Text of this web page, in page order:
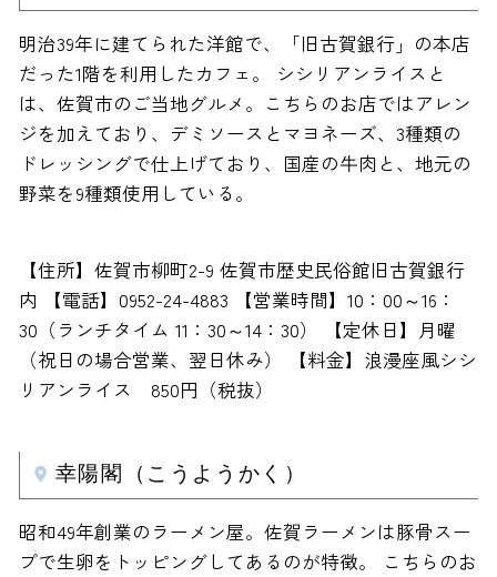
明治39年に建てられた洋館で、「旧古賀銀行」の本店
だった1階を利用したカフェ。 シシリアンライスと
は、佐賀市のご当地グルメ。こちらのお店ではアレン
ジを加えており、デミソースとマヨネーズ、3種類の
ドレッシングで仕上げており、国産の牛肉と、地元の
野菜を9種類使用している。
【住所】佐賀市柳町2-9 佐賀市歴史民俗館旧古賀銀行
内 【電話】0952-24-4883 【営業時間】10：00～16：
30（ランチタイム 11：30～14：30） 【定休日】月曜
（祝日の場合営業、翌日休み） 【料金】浪漫座風シシ
リアンライス 850円（税抜）
幸陽閣（こうようかく）
昭和49年創業のラーメン屋。佐賀ラーメンは豚骨スー
プで生卵をトッピングしてあるのが特徴。 こちらのお